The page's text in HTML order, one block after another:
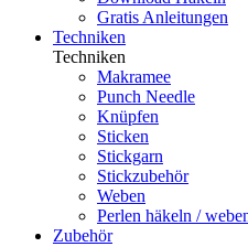
Gratis Anleitungen
Techniken
Techniken
Makramee
Punch Needle
Knüpfen
Sticken
Stickgarn
Stickzubehör
Weben
Perlen häkeln /
Zubehör